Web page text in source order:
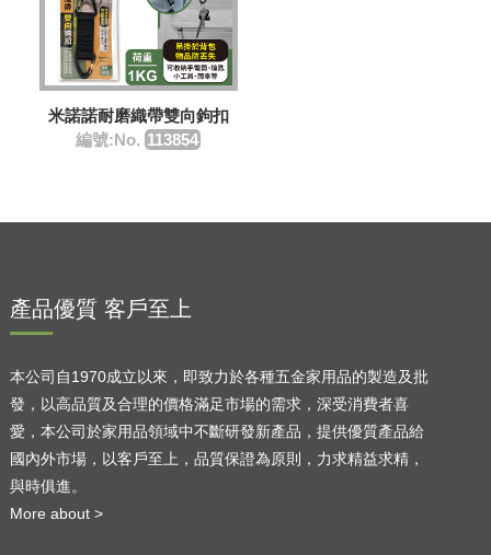
米諾諾耐磨織帶雙向鉤扣
編號:No. 113854
產品優質 客戶至上
本公司自1970成立以來，即致力於各種五金家用品的製造及批
發，以高品質及合理的價格滿足市場的需求，深受消費者喜
愛，本公司於家用品領域中不斷研發新產品，提供優質產品給
國內外市場，以客戶至上，品質保證為原則，力求精益求精，
與時俱進。
More about >